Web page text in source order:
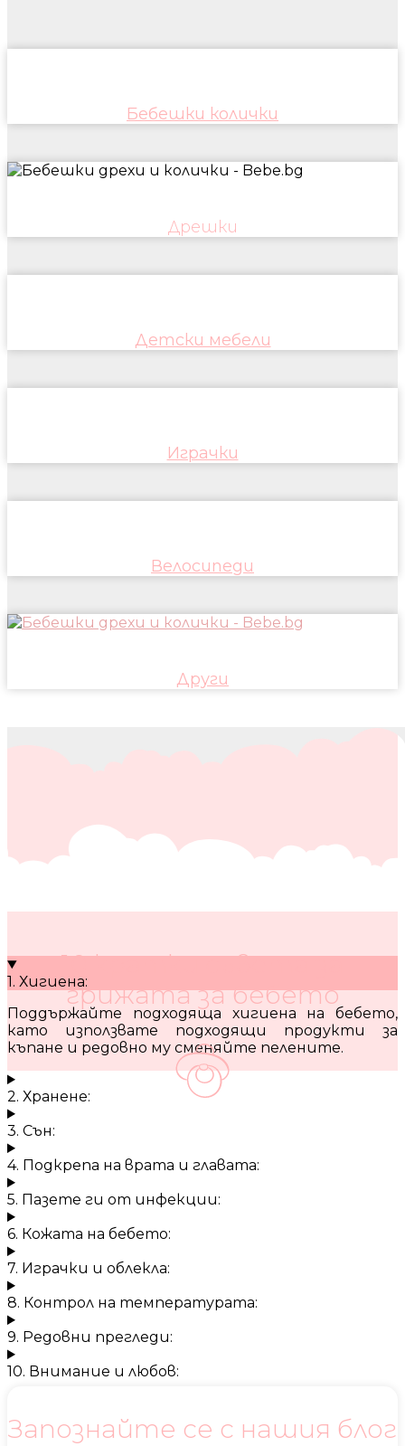
Бебешки колички
Дрешки
Детски мебели
Играчки
Велосипеди
Други
10 кратки съвета за
грижата за бебето
1. Хигиена:
Поддържайте подходяща хигиена на бебето,
като използвате подходящи продукти за
къпане и редовно му сменяйте пелените.
2. Хранене:
3. Сън:
4. Подкрепа на врата и главата:
5. Пазете ги от инфекции:
6. Кожата на бебето:
7. Играчки и облекла:
8. Контрол на температурата:
9. Редовни прегледи:
10. Внимание и любов:
Запознайте се с нашия блог